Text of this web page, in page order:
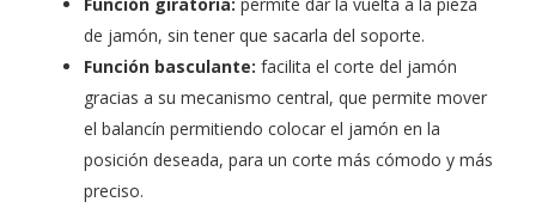
de jamón, sin tener que sacarla del soporte.
Función basculante: facilita el corte del jamón
gracias a su mecanismo central, que permite mover
el balancín permitiendo colocar el jamón en la
posición deseada, para un corte más cómodo y más
preciso.